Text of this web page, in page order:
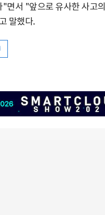
면서 "앞으로 유사한 사고
말했다.